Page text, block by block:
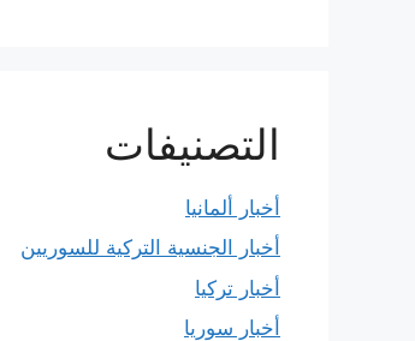
التصنيفات
أخبار ألمانيا
أخبار الجنسية التركية للسوريين
أخبار تركيا
أخبار سوريا